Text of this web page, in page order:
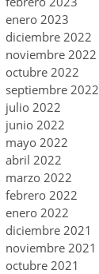
enero 2023
diciembre 2022
noviembre 2022
octubre 2022
septiembre 2022
julio 2022
junio 2022
mayo 2022
abril 2022
marzo 2022
febrero 2022
enero 2022
diciembre 2021
noviembre 2021
octubre 2021